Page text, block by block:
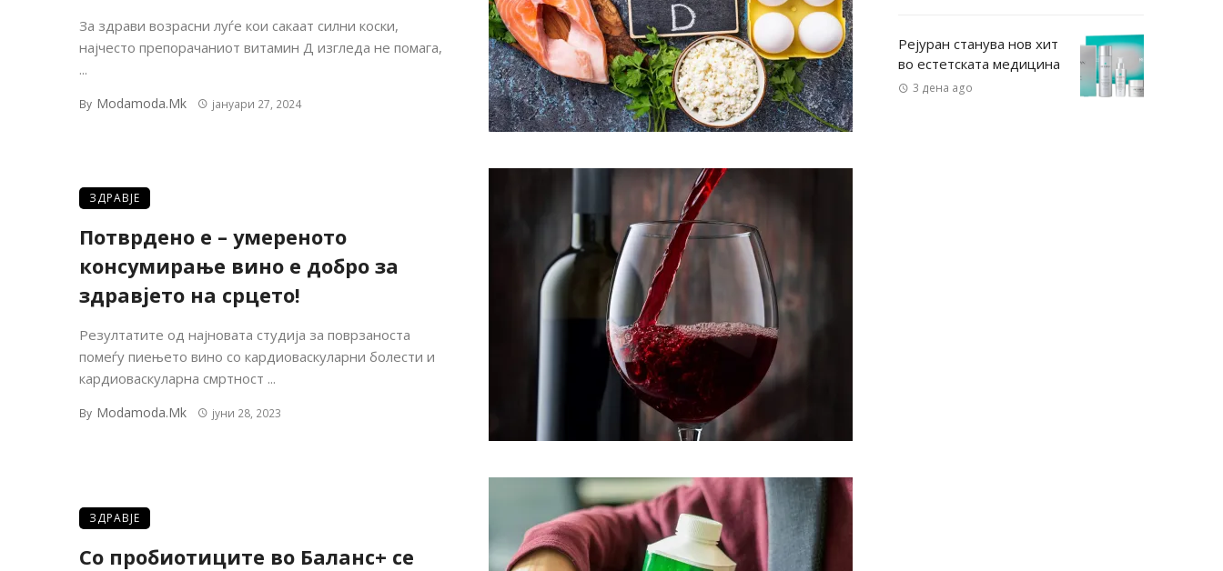
За здрави возрасни луѓе кои сакаат силни коски,
најчесто препорачаниот витамин Д изгледа не помага,
...
By Modamoda.mk јануари 27, 2024
ЗДРАВЈЕ
Потврдено е – умереното
консумирање вино е добро за
здравјето на срцето!
Резултатите од најновата студија за поврзаноста
помеѓу пиењето вино со кардиоваскуларни болести и
кардиоваскуларна смртност ...
By Modamoda.mk јуни 28, 2023
ЗДРАВЈЕ
Со пробиотиците во Баланс+ се
Рејуран станува нов хит
во естетската медицина
3 дена ago